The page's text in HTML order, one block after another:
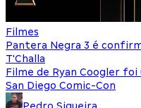
Filmes
Pantera Negra 3 é
T'Challa
Filme de Ryan Coogler foi
San Diego Comic-Con